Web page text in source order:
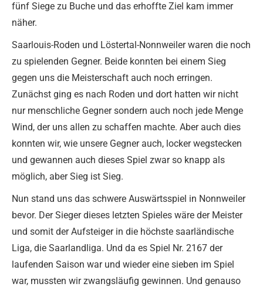
fünf Siege zu Buche und das erhoffte Ziel kam immer
näher.
Saarlouis-Roden und Löstertal-Nonnweiler waren die noch
zu spielenden Gegner. Beide konnten bei einem Sieg
gegen uns die Meisterschaft auch noch erringen.
Zunächst ging es nach Roden und dort hatten wir nicht
nur menschliche Gegner sondern auch noch jede Menge
Wind, der uns allen zu schaffen machte. Aber auch dies
konnten wir, wie unsere Gegner auch, locker wegstecken
und gewannen auch dieses Spiel zwar so knapp als
möglich, aber Sieg ist Sieg.
Nun stand uns das schwere Auswärtsspiel in Nonnweiler
bevor. Der Sieger dieses letzten Spieles wäre der Meister
und somit der Aufsteiger in die höchste saarländische
Liga, die Saarlandliga. Und da es Spiel Nr. 2167 der
laufenden Saison war und wieder eine sieben im Spiel
war, mussten wir zwangsläufig gewinnen. Und genauso